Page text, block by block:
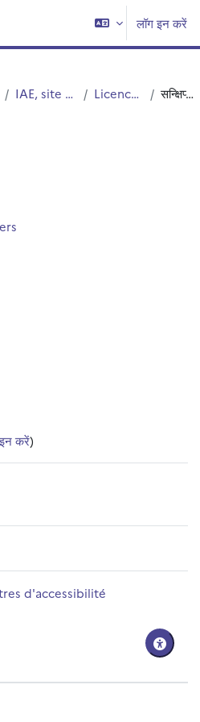
लॉग इन करें
IAE, site Vieux Lille Licence 3 & Pro सन्क्षिप्त विवरण
करें)
d'accessibilité